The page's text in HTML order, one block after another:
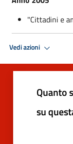
"Cittadini e
Vedi azioni
Quanto
su